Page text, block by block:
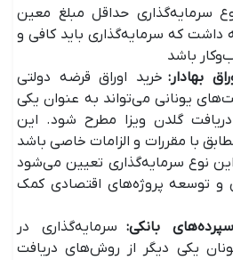
سرمایه‌گذاری حداقل مبلغ معین
داشت که سرمایه‌گذاری باید کافی و
باشد
بهادار:خرید اوراق قرضه دولتی
یونانی می‌تواند به عنوان یکی
گلدن ویزا مطرح شود. این
با مقررات و الزامات خاصی باشد
نوع سرمایه‌گذاری تعیین می‌شود
و توسعه پروژه‌های اقتصادی کمک
بانکی:سرمایه‌گذاری در
یکی دیگر از روش‌های دریافت